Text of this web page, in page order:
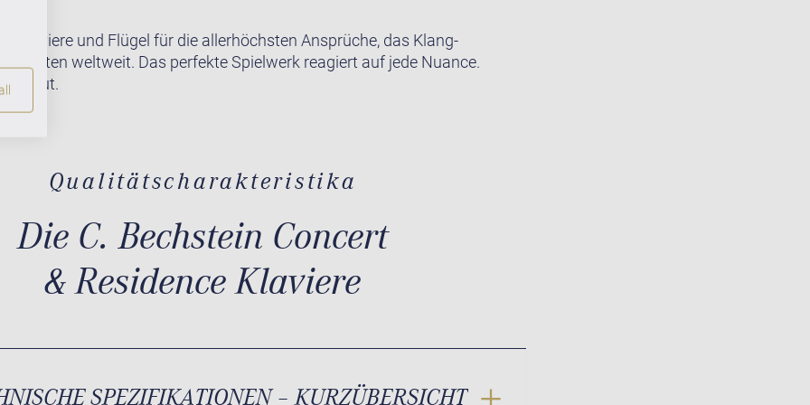
Klaviere und Flügel für die allerhöchsten Ansprüche, das Klang-
Pianisten weltweit. Das perfekte Spielwerk reagiert auf jede Nuance.
gut.
Qualitätscharakteristika
Die C. Bechstein Concert
& Residence Klaviere
SPEZIFIKATIONEN – KURZÜBERSICHT